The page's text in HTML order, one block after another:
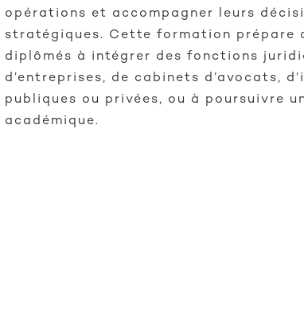
opérations et accompagner leurs
stratégiques. Cette formation prépare
diplômés à intégrer des fonctions
d’entreprises, de cabinets d’avocats,
publiques ou privées, ou à poursuivre
académique.